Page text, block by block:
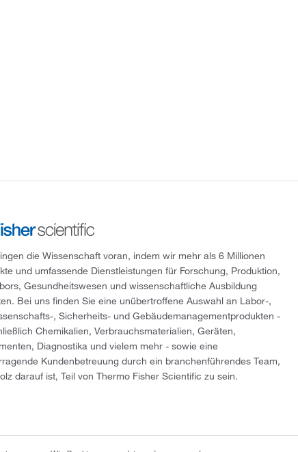
die Wissenschaft voran, indem wir mehr als 6 Millionen
und umfassende Dienstleistungen für Forschung, Produktion,
Gesundheitswesen und wissenschaftliche Ausbildung
Bei uns finden Sie eine unübertroffene Auswahl an Labor-,
, Sicherheits- und Gebäudemanagementprodukten -
Chemikalien, Verbrauchsmaterialien, Geräten,
Diagnostika und vielem mehr - sowie eine
Kundenbetreuung durch ein branchenführendes Team,
darauf ist, Teil von Thermo Fisher Scientific zu sein.